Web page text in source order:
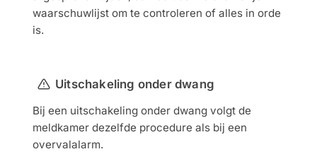
waarschuwlijst om te controleren of alles in orde
is.
Uitschakeling onder dwang
Bij een uitschakeling onder dwang volgt de
meldkamer dezelfde procedure als bij een
overvalalarm.